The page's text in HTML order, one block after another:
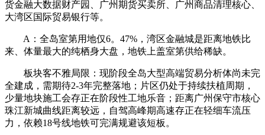
货金融大数据财产园、广州期货买卖所、广州商品清理核心、
大湾区国际贸易银行等。
A：全岛室第用地仅6。47%，湾区金融城是距离地铁比
来、体量最大的纯栖身大盘，地铁上盖室第供给稀缺。
板块客不雅局限：现阶段全岛大型高端贸易分析体尚未完
全建成，需期待2-3年完整落地；片区仍处于持续扶植周期，
少量地块施工会存正在阶段性工地乐音；距离广州保守市核心
珠江新城曲线距离较远，自驾高峰期高速存正在轻细车流压
力，依赖18号线地铁可完满规避该短板。